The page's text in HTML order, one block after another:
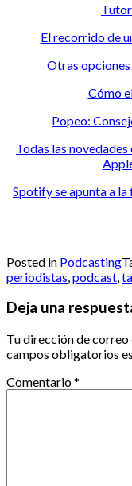
El recorrido de
Otras
Cómo
Popeo:
Todas las
Spotify se apunta a
Posted in Podcasting
periodistas podcast
Deja una
Tu dirección de
campos obligatorios
Comentario*